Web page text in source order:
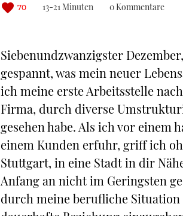
70 13-21 Minuten 0 Kommentare
Siebenundzwanzigster
gespannt, was mein neuer
ich meine erste Arbeitsstelle
Firma, durch diverse
gesehen habe. Als ich vor einem
einem Kunden erfuhr, griff ich
Stuttgart, in eine Stadt in dir
Anfang an nicht im Geringsten
durch meine berufliche